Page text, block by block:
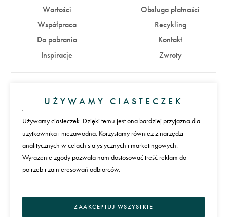
Wartości
Współpraca
Do pobrania
Inspiracje
Obsługa płatności
Recykling
Kontakt
Zwroty
Zaloguj się Załóż konto
Płatności
Język
UŻYWAMY CIASTECZEK
Używamy ciasteczek. Dzięki temu jest ona bardziej przyjazna dla
użytkownika i niezawodna. Korzystamy również z narzędzi
analitycznych w celach statystycznych i marketingowych.
Wyrażenie zgody pozwala nam dostosować treść reklam do
potrzeb i zainteresowań odbiorców.
ZAAKCEPTUJ WSZYSTKIE